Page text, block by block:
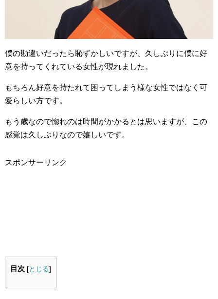
僕の勘違いだったら恥ずかしいですが、久しぶりに僕に好
意を持ってくれている女性が現れました。
もちろん好意を持たれて困ってしまう様な女性ではなく可
愛らしい方です。
もう歳なので惚れのは時間がかかるとは思いますが、この
感覚は久しぶりなので嬉しいです。
スポンサーリンク
目次 [とじる]